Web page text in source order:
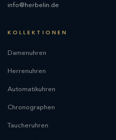
info@herbelin.de
KOLLEKTIONEN
Damenuhren
Herrenuhren
Automatikuhren
Chronographen
Taucheruhren